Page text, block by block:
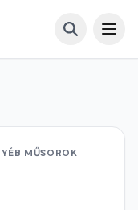
MŰSOROK